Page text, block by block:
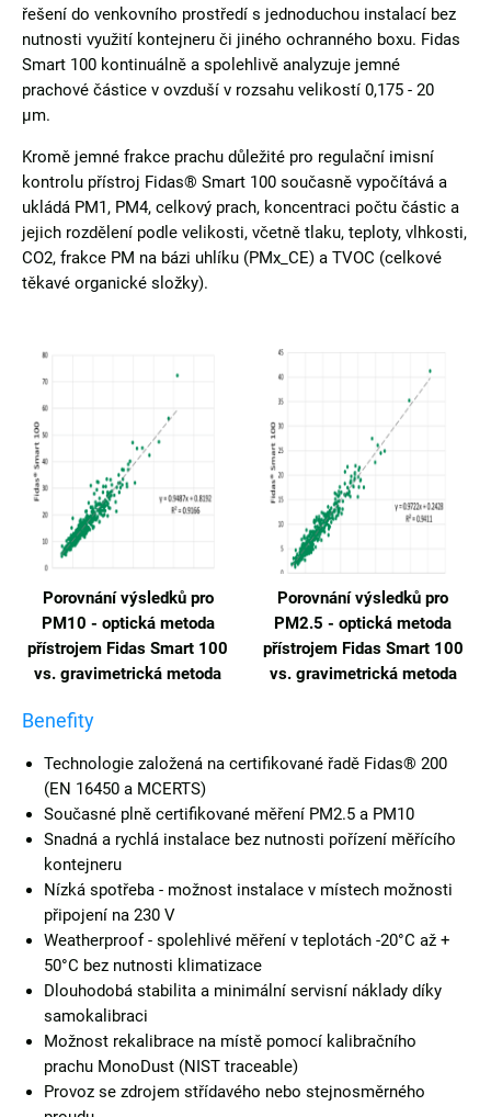
řešení do venkovního prostředí s jednoduchou instalací bez
nutnosti využití kontejneru či jiného ochranného boxu. Fidas
Smart 100 kontinuálně a spolehlivě analyzuje jemné
prachové částice v ovzduší v rozsahu velikostí 0,175 - 20
µm.
Kromě jemné frakce prachu důležité pro regulační imisní
kontrolu přístroj Fidas® Smart 100 současně vypočítává a
ukládá PM1, PM4, celkový prach, koncentraci počtu částic a
jejich rozdělení podle velikosti, včetně tlaku, teploty, vlhkosti,
CO2, frakce PM na bázi uhlíku (PMx_CE) a TVOC (celkové
těkavé organické složky).
Porovnání výsledků pro
PM10 - optická metoda
přístrojem Fidas Smart 100
vs. gravimetrická metoda
Porovnání výsledků pro
PM2.5 - optická metoda
přístrojem Fidas Smart 100
vs. gravimetrická metoda
Benefity
Technologie založená na certifikované řadě Fidas® 200
(EN 16450 a MCERTS)
Současné plně certifikované měření PM2.5 a PM10
Snadná a rychlá instalace bez nutnosti pořízení měřícího
kontejneru
Nízká spotřeba - možnost instalace v místech možnosti
připojení na 230 V
Weatherproof - spolehlivé měření v teplotách -20°C až +
50°C bez nutnosti klimatizace
Dlouhodobá stabilita a minimální servisní náklady díky
samokalibraci
Možnost rekalibrace na místě pomocí kalibračního
prachu MonoDust (NIST traceable)
Provoz se zdrojem střídavého nebo stejnosměrného